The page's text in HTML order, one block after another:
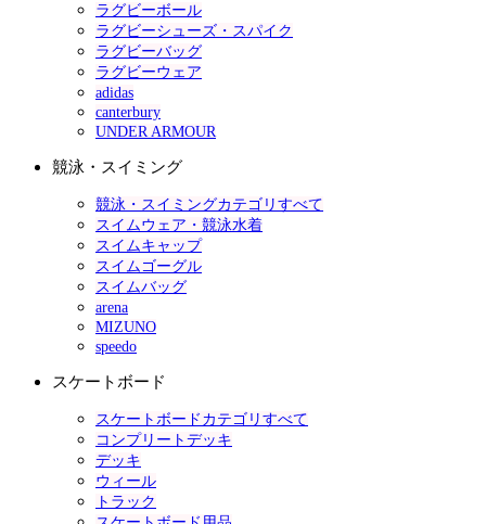
ラグビーボール
ラグビーシューズ・スパイク
ラグビーバッグ
ラグビーウェア
adidas
canterbury
UNDER ARMOUR
競泳・スイミング
競泳・スイミングカテゴリすべて
スイムウェア・競泳水着
スイムキャップ
スイムゴーグル
スイムバッグ
arena
MIZUNO
speedo
スケートボード
スケートボードカテゴリすべて
コンプリートデッキ
デッキ
ウィール
トラック